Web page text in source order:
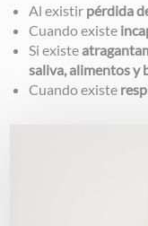
Al existir pérdida
Cuando existe
Si existe
saliva, alimentos y
Cuando existe